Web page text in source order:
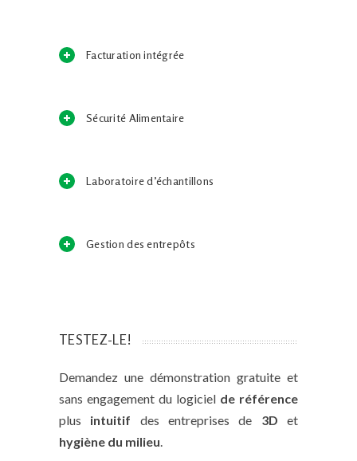
Facturation intégrée
Sécurité Alimentaire
Laboratoire d’échantillons
Gestion des entrepôts
TESTEZ-LE!
Demandez une démonstration gratuite et
sans engagement du logiciel de référence
plus intuitif des entreprises de 3D et
hygiène du milieu.